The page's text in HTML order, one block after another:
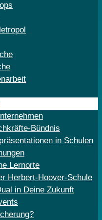
Bündnis
in Schulen
Lernorte
Herbert-Hoover-Schule
in Deine Zukunft